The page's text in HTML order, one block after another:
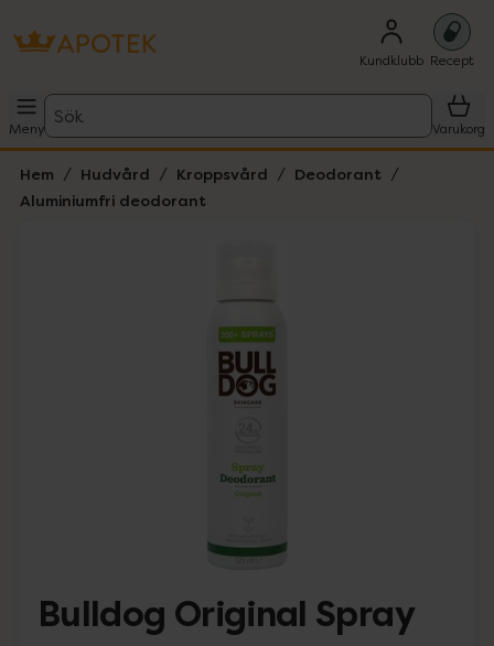
Kundklubb Recept
Meny
Sök
Varukorg
Hem Hudvård Kroppsvård
Deodorant
Aluminiumfri deodorant
Bulldog Original Spray